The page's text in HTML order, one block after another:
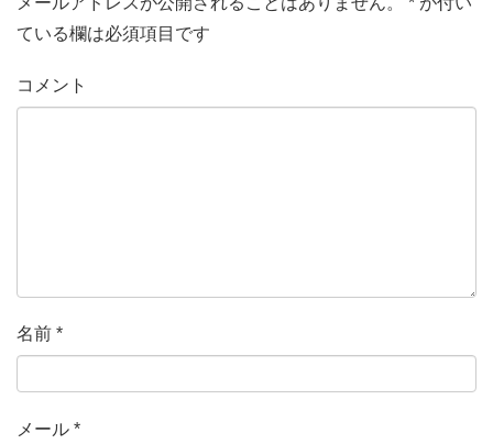
ている欄は必須項目です
コメント
名前 *
メール *